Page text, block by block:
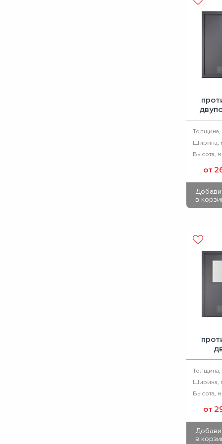
ДПМ
Толщина,
Ширина,
Высота,
от
в
60 с
Толщина,
Ширина,
Высота,
от
в